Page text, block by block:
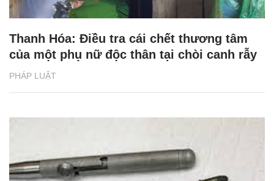
PHÁP LUẬT
Thanh Hóa: Điều tra cái chết thương tâm
của một phụ nữ độc thân tại chòi canh rẫy